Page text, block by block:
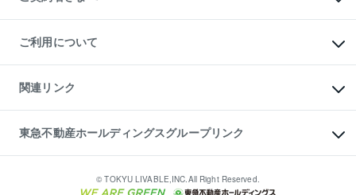
リフォームサポート
ご紹介・再契約特典
入居者様専用-各種ご案内（賃貸）
東急こすもす会「こすもすWeb」
ご利用について
金融商品取引について
東急リバブル ソーシャルメディアポリシー
ご意見・お問い合わせ（金融商品取引専用の相談・お問い合わせ窓口）
ダイレクトメール（郵送物）・Eメールなどの送付停止について
関連リンク
これからご結婚される方に東急百貨店のブライダルクラブ
人材サービスのご用命は 東急リバブルスタッフ株式会社まで
東北の逸品を贈ります 東北すぐれものセレクション
東急不動産ホールディングスグループリンク
東急コミュニティー© TOKYU LIVABLE,INC.All Right Reserved.